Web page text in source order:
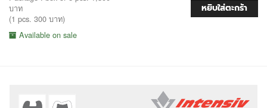
บาท
(1 pcs. 300 บาท)
Available on sale
หยิบใส่ตะกร้า